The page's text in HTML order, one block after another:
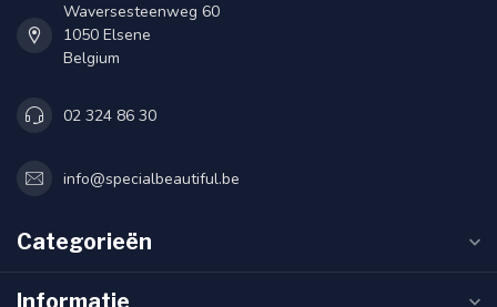
Waversesteenweg 60
1050 Elsene
Belgium
02 324 86 30
info@specialbeautiful.be
Categorieën
Informatie